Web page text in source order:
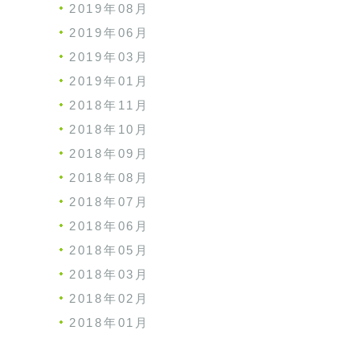
2019年08月
2019年06月
2019年03月
2019年01月
2018年11月
2018年10月
2018年09月
2018年08月
2018年07月
2018年06月
2018年05月
2018年03月
2018年02月
2018年01月